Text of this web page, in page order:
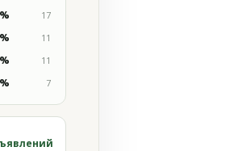
17
11
11
7